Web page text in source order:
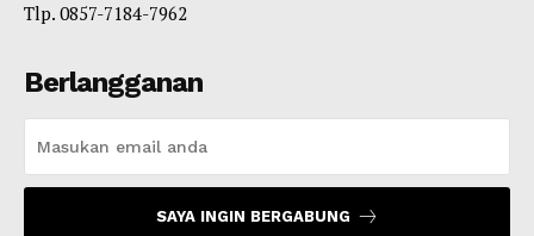
Tlp. 0857-7184-7962
Berlangganan
SAYA INGIN BERGABUNG